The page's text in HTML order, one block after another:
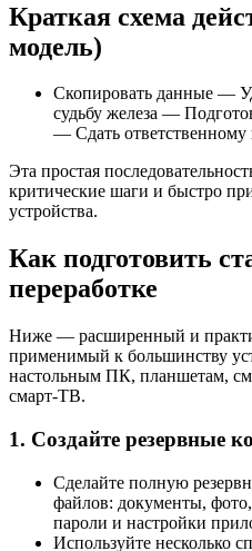
Краткая схема
модель)
Скопировать данные —
судьбу железа —
— Сдать ответственному
Эта простая
критические шаги и быстро
устройства.
Как подготовить
переработке
Ниже — расширенный и
применимый к большинству
настольным ПК, планшетам,
смарт‑ТВ.
1. Создайте резервные
Сделайте полную
файлов: документы,
пароли и настройки
Используйте несколько